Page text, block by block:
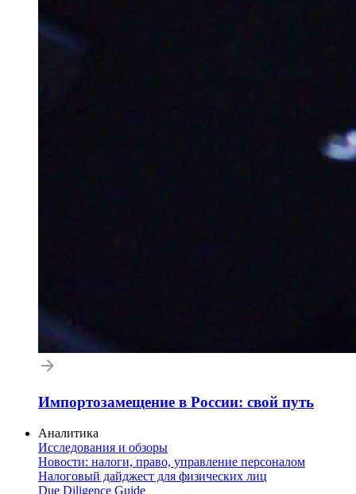
Импортозамещение в России: свой путь
Аналитика
Исследования и обзоры
Новости: налоги, право, управление персоналом
Налоговый дайджест для физических лиц
Due Diligence Guide